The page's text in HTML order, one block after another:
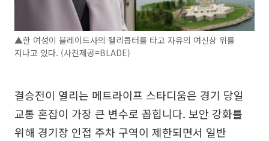
▲한 여성이 블레이드사의 헬리콥터를 타고 자유의 여신상 위를
지나고 있다. (사진제공=BLADE)
결승전이 열리는 메트라이프 스타디움은 경기 당일
교통 혼잡이 가장 큰 변수로 꼽힙니다. 보안 강화를
위해 경기장 인접 주차 구역이 제한되면서 일반